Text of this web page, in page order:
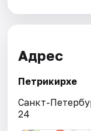
Адрес
Петрикирхе
Санкт-
24